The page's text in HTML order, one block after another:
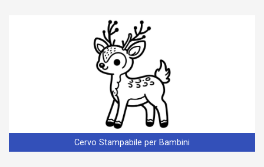
Cervo Stampabile per Bambini